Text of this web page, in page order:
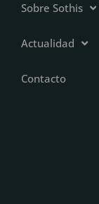
Sobre Sothis
Actualidad
Contacto